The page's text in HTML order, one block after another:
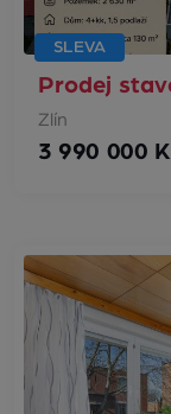
SLEVA
Prodej
Zlín
3 990 000